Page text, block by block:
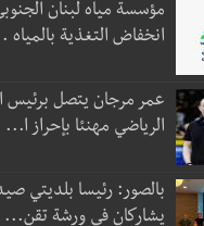
مؤسسة مياه لبنان
انخفاض التغذية بالمياه
عمر مرجان يتصل برئيس
الرياضي مهنئا بإحراز ا...
بالصور: رئيسا بلديتي
يشاركان في ورشة تقن...